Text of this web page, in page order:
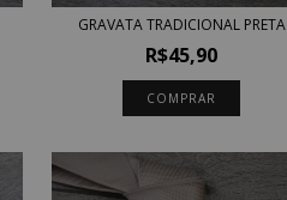
GRAVATA TRADICIONAL PRETA
R$45,90